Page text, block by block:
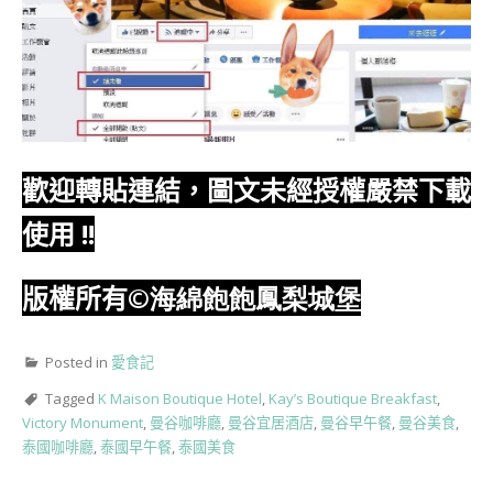
歡迎轉貼連結，圖文未經授權嚴禁下載
使用 !!
版權所有©海綿飽飽鳳梨城堡
Posted in 愛食記
Tagged K Maison Boutique Hotel, Kay’s Boutique Breakfast,
Victory Monument, 曼谷咖啡廳, 曼谷宜居酒店, 曼谷早午餐, 曼谷美食,
泰國咖啡廳,泰國早午餐,泰國美食